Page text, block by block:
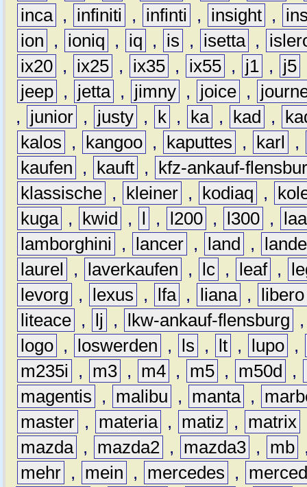
inca , infiniti , infinti , insight ,
ion
, ioniq , iq , is , isetta ,
ix20 , ix25 , ix35 , ix55 , j1 , j5
jeep , jetta , jimny , joice ,
,
junior , justy , k , ka , kad ,
kalos
, kangoo , kaputtes , karl
,
kaufen
, kauft ,
kfz-ankauf-
klassische , kleiner , kodiaq ,
kuga , kwid , l , l200 , l300 ,
lamborghini
, lancer , land ,
laurel
, laverkaufen , lc , leaf ,
levorg
, lexus , lfa , liana ,
libero
liteace , lj , lkw-ankauf-flensburg
logo , loswerden , ls , lt , lupo ,
m235i
, m3 , m4 , m5 , m50d ,
magentis
, malibu , manta ,
master , materia , matiz , matrix
mazda , mazda2 , mazda3 , mb
mehr , mein , mercedes ,